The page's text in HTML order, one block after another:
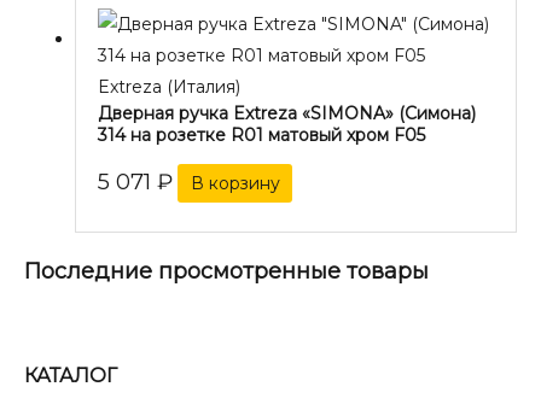
КАТАЛОГ
Extreza (Италия)
Дверная ручка Extreza «SIMONA» (Симона)
314 на розетке R01 матовый хром F05
5 071 ₽ В корзину
Последние просмотренные товары